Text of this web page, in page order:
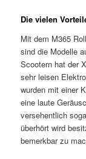
Die vielen
Mit dem M365
sind die Modelle
Scootern hat der
sehr leisen
wurden mit einer
eine laute
versehentlich
überhört wird
bemerkbar zu